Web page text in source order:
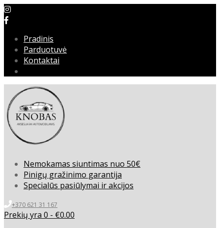
Pradinis
Parduotuvė
Kontaktai
Nemokamas siuntimas nuo 50€
Pinigų gražinimo garantija
Specialūs pasiūlymai ir akcijos
+370 621 31 167
Prekių yra 0 - €0.00